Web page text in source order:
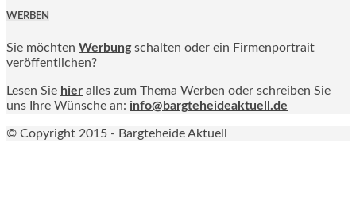
WERBEN
Sie möchten Werbung schalten oder ein Firmenportrait
veröffentlichen?
Lesen Sie hier alles zum Thema Werben oder schreiben Sie
uns Ihre Wünsche an: info@bargteheideaktuell.de
© Copyright 2015 - Bargteheide Aktuell